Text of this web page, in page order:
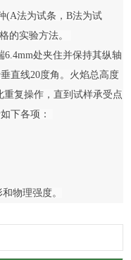
(A法为试条，B法为试
的实验方法。
6.4mm处夹住并保持其纵轴
直线20度角。火焰总高度
重复操作，直到试样承受点
下各项：
物理强度。